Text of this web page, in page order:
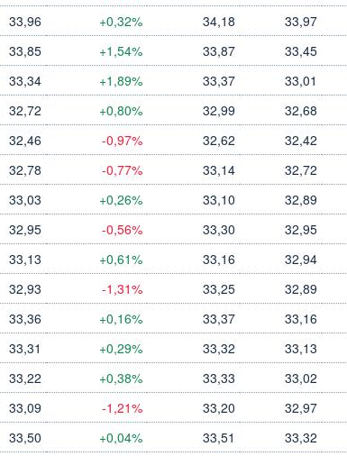
33,96 +0,32% 34,18 33,97
33,85 +1,54% 33,87 33,45
33,34 +1,89% 33,37 33,01
32,72 +0,80% 32,99 32,68
32,46 -0,97% 32,62 32,42
32,78 -0,77% 33,14 32,72
33,03 +0,26% 33,10 32,89
32,95 -0,56% 33,30 32,95
33,13 +0,61% 33,16 32,94
32,93 -1,31% 33,25 32,89
33,36 +0,16% 33,37 33,16
33,31 +0,29% 33,32 33,13
33,22 +0,38% 33,33 33,02
33,09 -1,21% 33,20 32,97
33,50 +0,04% 33,51 33,32